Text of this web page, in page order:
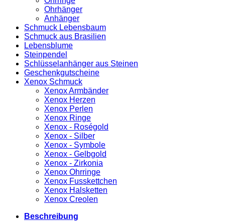
Ohrhänger
Anhänger
Schmuck Lebensbaum
Schmuck aus Brasilien
Lebensblume
Steinpendel
Schlüsselanhänger aus Steinen
Geschenkgutscheine
Xenox Schmuck
Xenox Armbänder
Xenox Herzen
Xenox Perlen
Xenox Ringe
Xenox - Roségold
Xenox - Silber
Xenox - Symbole
Xenox - Gelbgold
Xenox - Zirkonia
Xenox Ohrringe
Xenox Fusskettchen
Xenox Halsketten
Xenox Creolen
Beschreibung